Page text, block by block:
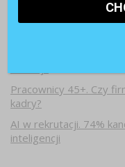
Pracownicy 45+. Czy
kadry?
AI w rekrutacji. 74%
inteligencji